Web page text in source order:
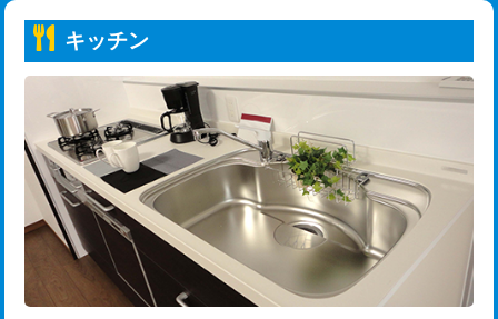
給水管工事※（ホール加工)
給水管工事※（バンド止め) 3,300円
給水管工事※（支持金具設置) 5,500円
給水管工事※（保温材使用（バンド止
め込み）)
5,500円
給水管工事※（土の掘削・埋め戻し作
11,000円
トーラー機使用/3mまで
追加トーラー機使用/3m超え +3,300円
カメラ調査 33,000円
桝清掃 8,800円
止水・漏水調査・防水処理・清掃・修
理・調整・分解・加工など（軽作業）
11,000円
止水・漏水調査・防水処理・清掃・修
22,000円
キッチン